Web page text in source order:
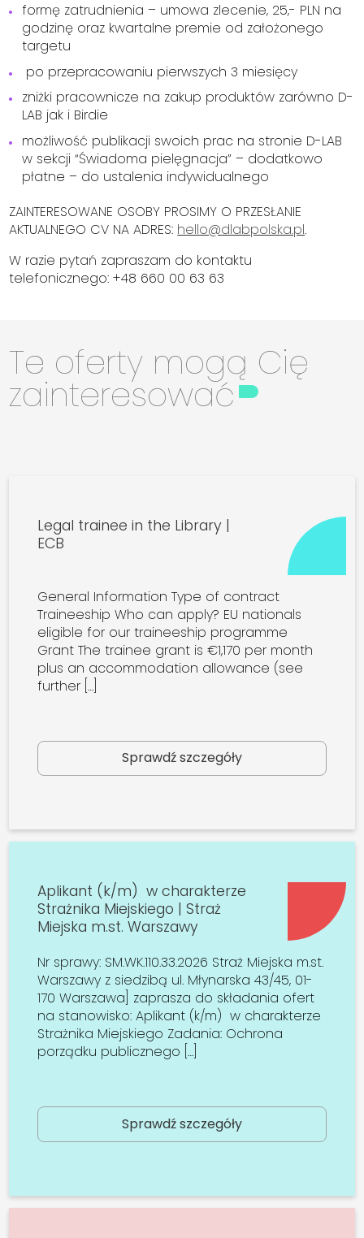
formę zatrudnienia – umowa zlecenie, 25,- PLN na
godzinę oraz kwartalne premie od założonego
targetu
po przepracowaniu pierwszych 3 miesięcy
zniżki pracownicze na zakup produktów zarówno D-
LAB jak i Birdie
możliwość publikacji swoich prac na stronie D-LAB
w sekcji “Świadoma pielęgnacja” – dodatkowo
płatne – do ustalenia indywidualnego
ZAINTERESOWANE OSOBY PROSIMY O PRZESŁANIE
AKTUALNEGO CV NA ADRES: hello@dlabpolska.pl.
W razie pytań zapraszam do kontaktu
telefonicznego: +48 660 00 63 63
Te oferty mogą Cię
zainteresować
Legal trainee in the Library |
ECB
General Information Type of contract
Traineeship Who can apply? EU nationals
eligible for our traineeship programme
Grant The trainee grant is €1,170 per month
plus an accommodation allowance (see
further […]
Sprawdź szczegóły
Aplikant (k/m) w charakterze
Strażnika Miejskiego | Straż
Miejska m.st. Warszawy
Nr sprawy: SM.WK.110.33.2026 Straż Miejska m.st.
Warszawy z siedzibą ul. Młynarska 43/45, 01-
170 Warszawa] zaprasza do składania ofert
na stanowisko: Aplikant (k/m) w charakterze
Strażnika Miejskiego Zadania: Ochrona
porządku publicznego […]
Sprawdź szczegóły